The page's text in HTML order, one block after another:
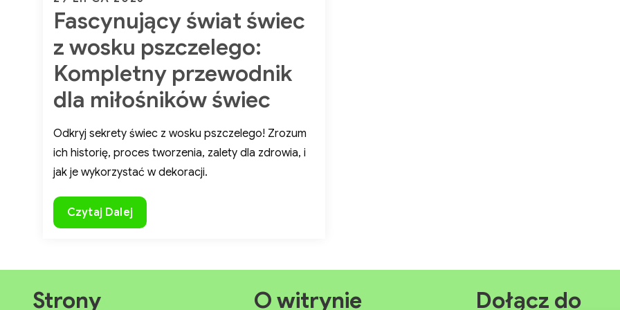
finalnego
produktu.
on
Fascynujący świat świec
z wosku pszczelego:
Kompletny przewodnik
dla miłośników świec
Odkryj sekrety świec z wosku pszczelego! Zrozum
ich historię, proces tworzenia, zalety dla zdrowia, i
jak je wykorzystać w dekoracji.
Fascynujący
świat
pszczelego:
Czytaj Dalej
Strony O witrynie Dołącz do